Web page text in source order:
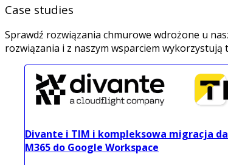
Case studies
Sprawdź rozwiązania chmurowe wdrożone u
rozwiązania i z naszym wsparciem
Divante i TIM i kompleksowa migracja
M365 do Google Workspace